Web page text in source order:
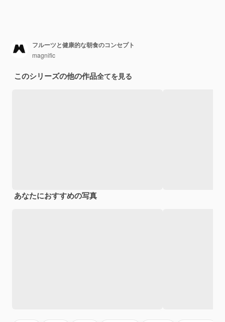
フルーツと健康的な朝食のコンセプト
magnific
このシリーズの他の作品全てを見る
あなたにおすすめの写真